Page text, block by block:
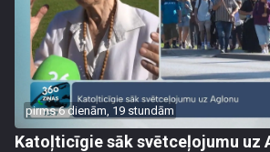
pirms 6 dienām, 19 stundām
Katoļticīgie sāk svētceļojumu uz